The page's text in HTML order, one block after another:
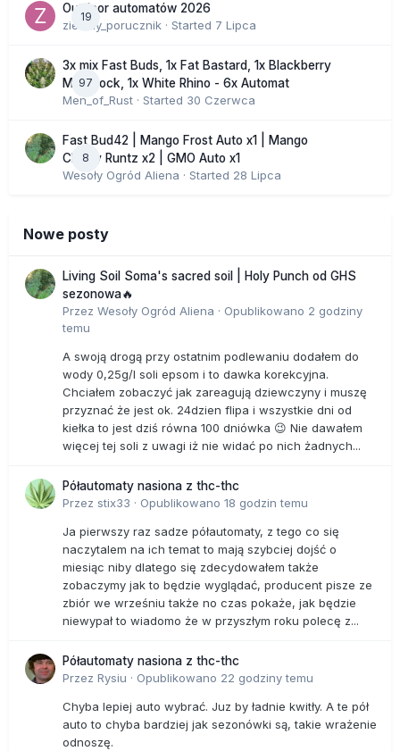
19
Outdoor automatów 2026
zielony_porucznik · Started 7 Lipca
97
3x mix Fast Buds, 1x Fat Bastard, 1x Blackberry
Moonrock, 1x White Rhino - 6x Automat
Men_of_Rust · Started 30 Czerwca
8
Fast Bud42 | Mango Frost Auto x1 | Mango
Cherry Runtz x2 | GMO Auto x1
Wesoły Ogród Aliena · Started 28 Lipca
Nowe posty
Living Soil Soma's sacred soil | Holy Punch od GHS
sezonowa🔥
Przez Wesoły Ogród Aliena · Opublikowano 2 godziny
temu
A swoją drogą przy ostatnim podlewaniu dodałem do
wody 0,25g/l soli epsom i to dawka korekcyjna.
Chciałem zobaczyć jak zareagują dziewczyny i muszę
przyznać że jest ok. 24dzien flipa i wszystkie dni od
kiełka to jest dziś równa 100 dniówka 😉 Nie dawałem
więcej tej soli z uwagi iż nie widać po nich żadnych...
Półautomaty nasiona z thc-thc
Przez stix33 · Opublikowano 18 godzin temu
Ja pierwszy raz sadze półautomaty, z tego co się
naczytalem na ich temat to mają szybciej dojść o
miesiąc niby dlatego się zdecydowałem także
zobaczymy jak to będzie wyglądać, producent pisze ze
zbiór we wrześniu także no czas pokaże, jak będzie
niewypał to wiadomo że w przyszłym roku polecę z...
Półautomaty nasiona z thc-thc
Przez Rysiu · Opublikowano 22 godziny temu
Chyba lepiej auto wybrać. Juz by ładnie kwitły. A te pół
auto to chyba bardziej jak sezonówki są, takie wrażenie
odnoszę.